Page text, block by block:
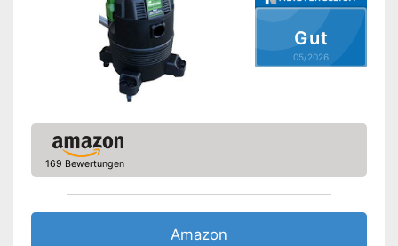
Gut
05/2026
169 Bewertungen
Amazon